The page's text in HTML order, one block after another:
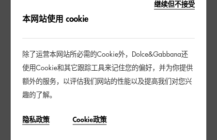
继续但不接受
本网站使用 cookie
除了运营本网站所必需的Cookie外，Dolce&Gabbana还
使用Cookie和其它跟踪工具来记住您的偏好，并为你提供
额外的服务，以评估我们网站的性能以及提高我们对您兴
趣的了解。
隐私政策 Cookie政策